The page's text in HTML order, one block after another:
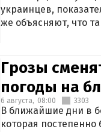
украинцев,
же объясняют, что
Грозы
погоды на
6 августа, 08:00 3303
В ближайшие дни в
которая